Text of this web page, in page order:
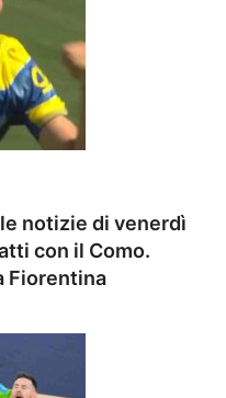
notizie di venerdì
con il Como.
Fiorentina